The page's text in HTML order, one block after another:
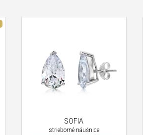
SOFIA
strieborné náušnice